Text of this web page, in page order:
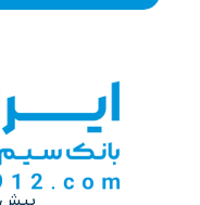
بیش از 15